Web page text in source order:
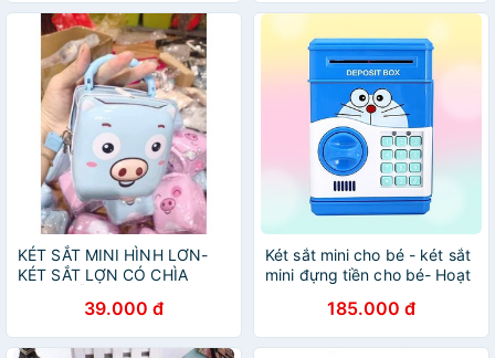
KÉT SẮT MINI HÌNH LƠN-
KÉT SẮT LỢN CÓ CHÌA
39.000 đ
Két sắt mini cho bé - két sắt
mini đựng tiền cho bé- Hoạt
185.000 đ